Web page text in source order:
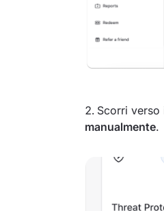
Scorri verso
manualmente.